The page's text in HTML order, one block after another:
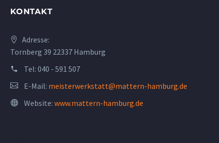
KONTAKT
Adresse:
Tornberg 39 22337 Hamburg
Tel: 040 - 591 507
E-Mail: meisterwerkstatt@mattern-hamburg.de
Website: www.mattern-hamburg.de